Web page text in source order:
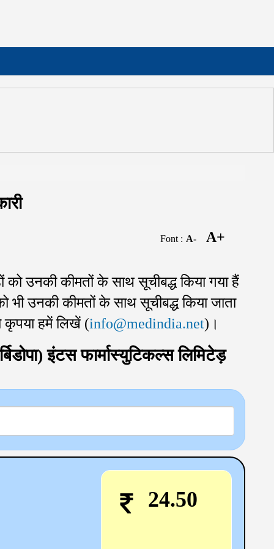
Font : A- A+
को उनकी कीमतों के साथ सूचीबद्ध किया गया हैं
भी उनकी कीमतों के साथ सूचीबद्ध किया जाता
कृपया हमें लिखें (info@medindia.net)।
इंटस फार्मास्युटिकल्स लिमिटेड़
24.50